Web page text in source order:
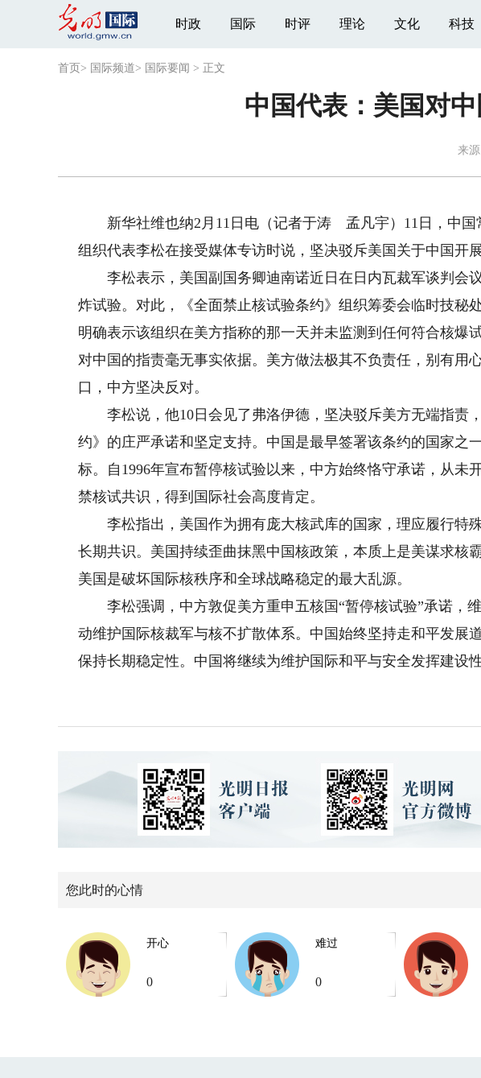
时政 国际 时评 理论 文化 科技
首页 > 国际频道> 国际要闻 > 正文
中国代表：美国对
来源
新华社维也纳2月11日电（记者于涛 孟凡宇）11日，中国
组织代表李松在接受媒体专访时说，坚决驳斥美国关于中国开
李松表示，美国副国务卿迪南诺近日在日内瓦裁军谈判会议
炸试验。对此，《全面禁止核试验条约》组织筹委会临时技秘
明确表示该组织在美方指称的那一天并未监测到任何符合核爆
对中国的指责毫无事实依据。美方做法极其不负责任，别有用
口，中方坚决反对。
李松说，他10日会见了弗洛伊德，坚决驳斥美方无端指责
约》的庄严承诺和坚定支持。中国是最早签署该条约的国家之
标。自1996年宣布暂停核试验以来，中方始终恪守承诺，从未
禁核试共识，得到国际社会高度肯定。
李松指出，美国作为拥有庞大核武库的国家，理应履行特
长期共识。美国持续歪曲抹黑中国核政策，本质上是美谋求核
美国是破坏国际核秩序和全球战略稳定的最大乱源。
李松强调，中方敦促美方重申五核国“暂停核试验”承诺，
动维护国际核裁军与核不扩散体系。中国始终坚持走和平发展
保持长期稳定性。中国将继续为维护国际和平与安全发挥建设性
您此时的心情
开心
0
难过
0